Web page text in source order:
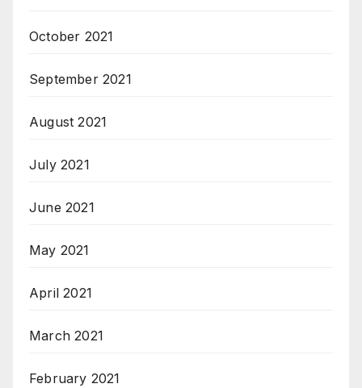
October 2021
September 2021
August 2021
July 2021
June 2021
May 2021
April 2021
March 2021
February 2021